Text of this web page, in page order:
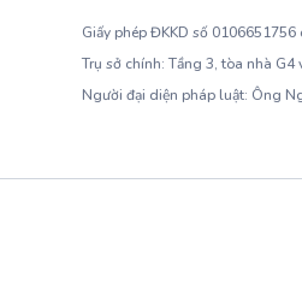
Giấy phép ĐKKD số
Trụ sở chính: Tầng 3, tòa nhà
Người đại diện pháp luật: Ông